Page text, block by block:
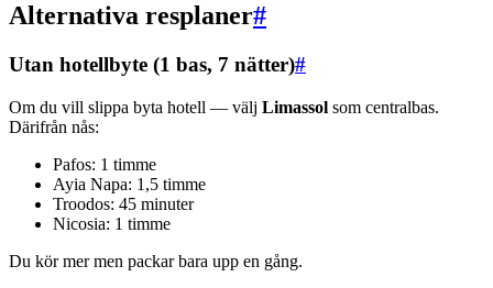
Alternativa resplaner#
Utan hotellbyte (1 bas, 7 nätter)#
Om du vill slippa byta hotell — välj Limassol som centralbas.
Därifrån nås:
Pafos: 1 timme
Ayia Napa: 1,5 timme
Troodos: 45 minuter
Nicosia: 1 timme
Du kör mer men packar bara upp en gång.